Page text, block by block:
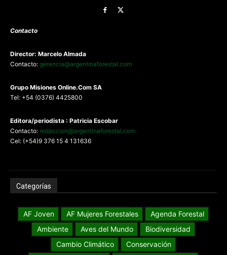
Contacto
Director: Marcelo Almada
Contacto: gerencia@argentinaforestal.com
Grupo Misiones Online.Com SA
Tel: +54 (0376) 4425800
Editora/periodista : Patricia Escobar
Contacto: redaccion@argentinaforestal.com
Cel: (+54)9 376 15 4 131636
Categorías
AF Joven AF Mujeres Forestales
Agenda Forestal
Ambiente
Aves del Mundo
Biodiversidad
Cambio Climático
Conservación